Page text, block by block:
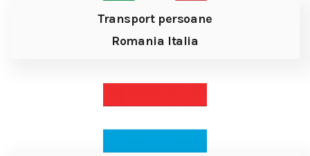
Transport persoane
Romania Italia